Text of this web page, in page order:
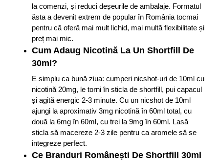
la comenzi, și reduci deșeurile de ambalaje. Formatul
ăsta a devenit extrem de popular în România tocmai
pentru că oferă mai mult lichid, mai multă flexibilitate și
preț mai mic.
Cum Adaug Nicotină La Un Shortfill De
30ml?
E simplu ca bună ziua: cumperi nicshot-uri de 10ml cu
nicotină 20mg, le torni în sticla de shortfill, pui capacul
și agită energic 2-3 minute. Cu un nicshot de 10ml
ajungi la aproximativ 3mg nicotină în 60ml total, cu
două la 6mg în 60ml, cu trei la 9mg în 60ml. Lasă
sticla să macereze 2-3 zile pentru ca aromele să se
integreze perfect.
Ce Branduri Românești De Shortfill 30ml